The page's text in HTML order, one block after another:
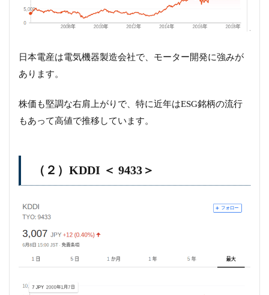
日本電産は電気機器製造会社で、モーター開発に強みが
あります。
株価も堅調な右肩上がりで、特に近年はESG銘柄の流行
もあって高値で推移しています。
（２）KDDI ＜ 9433＞